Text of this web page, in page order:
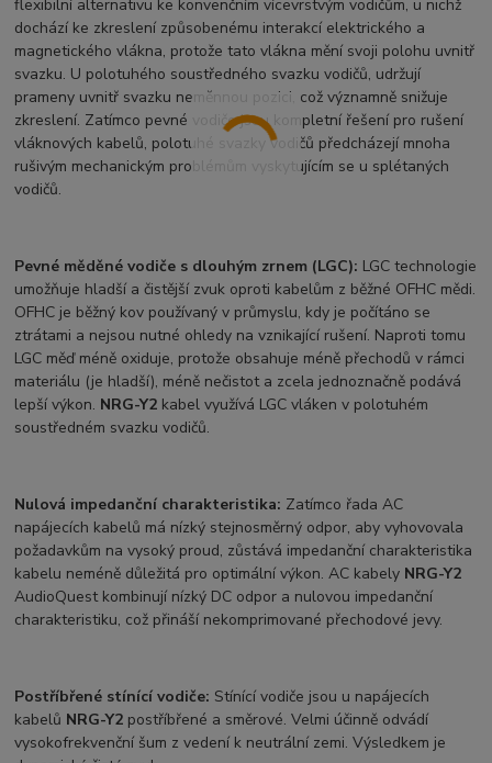
flexibilní alternativu ke konvenčním vícevrstvým vodičům, u nichž
dochází ke zkreslení způsobenému interakcí elektrického a
magnetického vlákna, protože tato vlákna mění svoji polohu uvnitř
svazku. U polotuhého soustředného svazku vodičů, udržují
prameny uvnitř svazku neměnnou pozici, což významně snižuje
zkreslení. Zatímco pevné vodiče jsou kompletní řešení pro rušení
vláknových kabelů, polotuhé svazky vodičů předcházejí mnoha
rušivým mechanickým problémům vyskytujícím se u splétaných
vodičů.
Pevné měděné vodiče s dlouhým zrnem (LGC): LGC technologie
umožňuje hladší a čistější zvuk oproti kabelům z běžné OFHC mědi.
OFHC je běžný kov používaný v průmyslu, kdy je počítáno se
ztrátami a nejsou nutné ohledy na vznikající rušení. Naproti tomu
LGC měď méně oxiduje, protože obsahuje méně přechodů v rámci
materiálu (je hladší), méně nečistot a zcela jednoznačně podává
lepší výkon. NRG-Y2 kabel využívá LGC vláken v polotuhém
soustředném svazku vodičů.
Nulová impedanční charakteristika: Zatímco řada AC
napájecích kabelů má nízký stejnosměrný odpor, aby vyhovovala
požadavkům na vysoký proud, zůstává impedanční charakteristika
kabelu neméně důležitá pro optimální výkon. AC kabely NRG-Y2
AudioQuest kombinují nízký DC odpor a nulovou impedanční
charakteristiku, což přináší nekomprimované přechodové jevy.
Postříbřené stínící vodiče: Stínící vodiče jsou u napájecích
kabelů NRG-Y2 postříbřené a směrové. Velmi účinně odvádí
vysokofrekvenční šum z vedení k neutrální zemi. Výsledkem je